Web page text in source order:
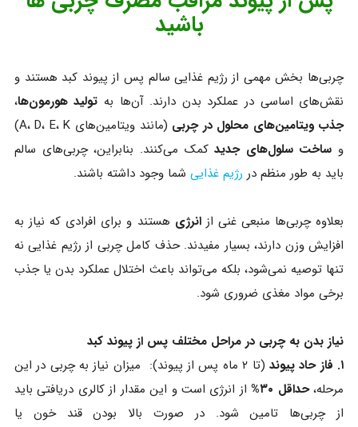
باشید
چربی‌ها بخش مهمی از رژیم غذایی سالم پس از پیوند کبد هستند و
نقش‌های اساسی در عملکرد بدن دارند. آن‌ها به تولید هورمون‌ها،
جذب ویتامین‌های محلول در چربی
(مانند ویتامین‌های A، D، E، K)
و ساخت سلول‌های جدیدکمک می‌کنند. بنابراین، چربی‌های سالم
باید به طور منظم در رژیم غذاییشما وجود داشته باشند.
بعلاوه چربی‌ها منبعی غنی ازانرژی هستند و برای افرادی که نیاز به
افزایش وزن دارند، بسیار مفیدند. حذف کامل چربی از رژیم غذایی نه
تنها توصیه نمی‌شود، بلکه می‌تواند باعث اختلال عملکرد بدن یا جذب
برخی مواد مغذی ضروری شود.
نیاز بدن به چربی در مراحل مختلف پس از پیوند کبد
۱. فاز حاد پیوند
(تا ۲ ماه پس از پیوند): میزان نیاز به چربی در این
مرحله،حداقل ۳۰%
از انرژی است و این مقدار از کالری دریافتی باید
از چربی‌ها تامین شود. در صورت بالا بودن قند خون یا